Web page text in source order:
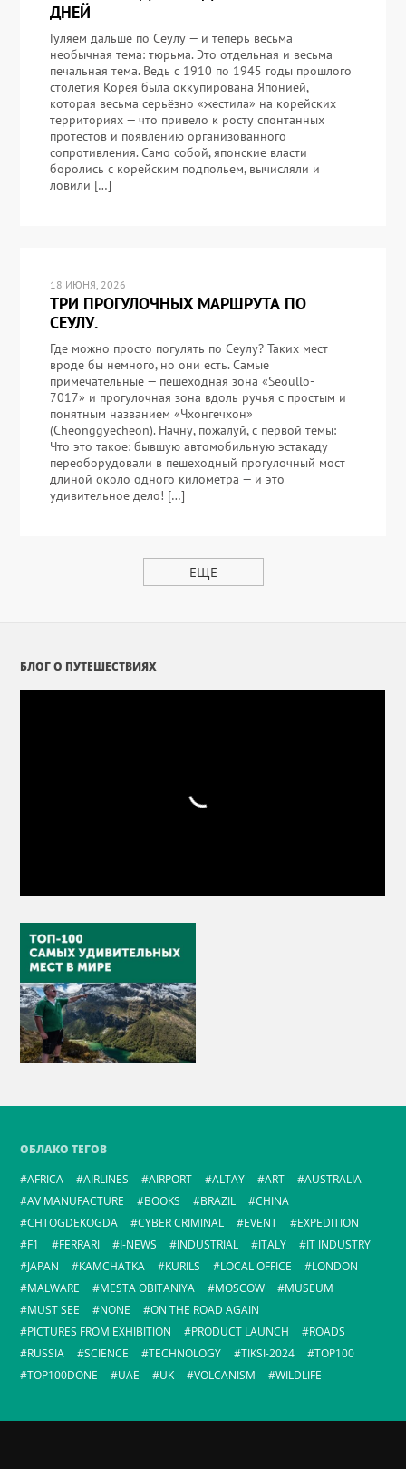
ДНЕЙ
Гуляем дальше по Сеулу — и теперь весьма
необычная тема: тюрьма. Это отдельная и весьма
печальная тема. Ведь с 1910 по 1945 годы прошлого
столетия Корея была оккупирована Японией,
которая весьма серьёзно «жестила» на корейских
территориях — что привело к росту спонтанных
протестов и появлению организованного
сопротивления. Само собой, японские власти
боролись с корейским подпольем, вычисляли и
ловили […]
18 ИЮНЯ, 2026
ТРИ ПРОГУЛОЧНЫХ МАРШРУТА ПО
СЕУЛУ.
Где можно просто погулять по Сеулу? Таких мест
вроде бы немного, но они есть. Самые
примечательные — пешеходная зона «Seoullo-
7017» и прогулочная зона вдоль ручья с простым и
понятным названием «Чхонгечхон»
(Cheonggyecheon). Начну, пожалуй, с первой темы:
Что это такое: бывшую автомобильную эстакаду
переоборудовали в пешеходный прогулочный мост
длиной около одного километра — и это
удивительное дело! […]
ЕЩЕ
БЛОГ О ПУТЕШЕСТВИЯХ
ОБЛАКО ТЕГОВ
AFRICA
AIRLINES AIRPORT ALTAY ART
AUSTRALIA
AV MANUFACTURE
BOOKS BRAZIL
CHINA
CHTOGDEKOGDA
CYBER CRIMINAL EVENT
EXPEDITION
F1
FERRARI I-NEWS INDUSTRIAL ITALY
IT INDUSTRY
JAPAN
KAMCHATKA KURILS LOCAL OFFICE
LONDON
MALWARE
MESTA OBITANIYA MOSCOW
MUSEUM
MUST SEE
NONE
ON THE ROAD AGAIN
PICTURES FROM EXHIBITION
PRODUCT LAUNCH
ROADS
RUSSIA
SCIENCE TECHNOLOGY TIKSI-2024
TOP100
TOP100DONE
UAE UK VOLCANISM WILDLIFE